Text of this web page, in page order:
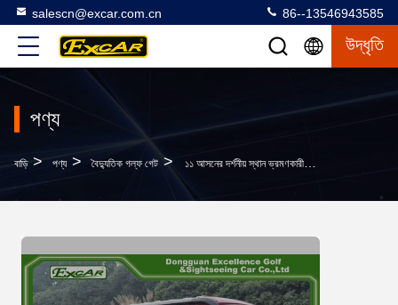
salescn@excar.com.cn 86--13546943585
উদ্ধৃতি
পণ্য
বাড়ি > পণ্য > বৈদ্যুতিক গল্ফ গেট > ১১ আসনের দর্শনীয় স্থান ভ্রমণকারী গাড়ি ৭২ ভি ৭.৫ কেডব্লিউ লিথিয়াম ব্যাটারি সহ বাস গাড়ি